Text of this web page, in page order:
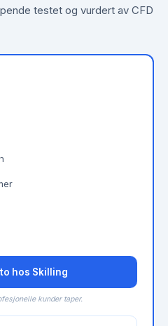
testet og vurdert av CFD
hos Skilling
kunder taper.